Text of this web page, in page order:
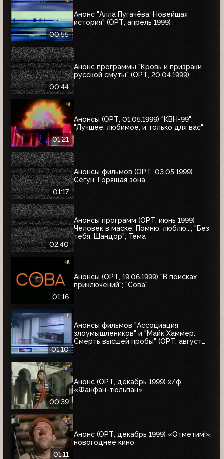
00:55
Анонс "Алла Пугачёва. Новейшая
история" (ОРТ, апрель 1999)
00:44
Анонс программы "Кровь и призраки
русской смуты" (ОРТ, 20.04.1999)
01:21
Анонсы (ОРТ, 01.05.1999) "КВН-99";
"Лучшее, любимое, и только для вас"
01:17
Анонсы фильмов (ОРТ, 03.05.1999)
Сёгун, Горящая зона
02:40
Анонсы программ (ОРТ, июнь 1999)
Человек в маске; Помню, люблю...; "Без
тебя, Шандор"; Тема
01:16
Анонсы (ОРТ, 19.06.1999) "В поисках
приключений"; "Сова"
01:10
Анонсы фильмов "Ассоциация
злоумышлеников" и "Майк Хаммер:
Смерть высшей пробы" (ОРТ, август
00:39
Анонс (ОРТ, декабрь 1999) х/ф
«Фанфан-тюльпан»
01:11
Анонс (ОРТ, декабрь 1999) «Отметим!»:
новогоднее кино